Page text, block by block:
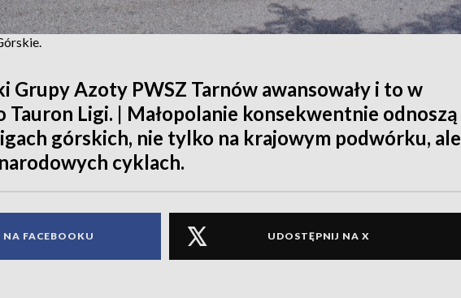
Grupy Azoty PWSZ Tarnów awansowały i to w
Ligi. | Małopolanie konsekwentnie odnoszą
górskich, nie tylko na krajowym podwórku, ale
cyklach.
NA FACEBOOKU UDOSTĘPNIJ NA X